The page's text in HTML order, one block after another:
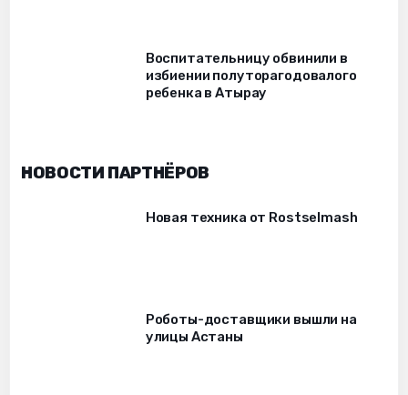
Воспитательницу обвинили в
избиении полуторагодовалого
ребенка в Атырау
НОВОСТИ ПАРТНЁРОВ
Новая техника от Rostselmash
Роботы-доставщики вышли на
улицы Астаны